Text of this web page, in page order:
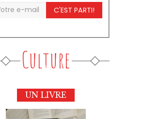
C'EST PARTI!
Culture
UN LIVRE